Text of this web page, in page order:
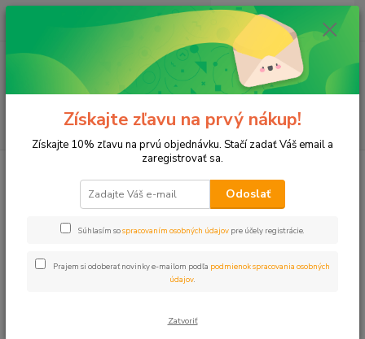
Menu
(Po-Pia, 8-17 hod.)
ks
za0 €
Plastové, Mosadzné komponenty
L-kus 1/2" vnz/vnz mosadz
Získajte zľavu na prvý nákup!
Získajte 10% zľavu na prvú objednávku. Stačí zadať Váš email a
zaregistrovať sa.
Odoslať
Súhlasím sospracovaním osobných údajov pre účely registrácie.
Prajem si odoberať novinky e-mailom podľa podmienok spracovania osobných
údajov
Zatvoriť